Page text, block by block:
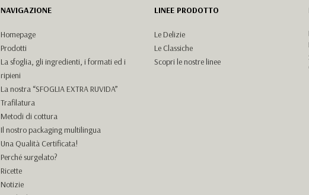
NAVIGAZIONE
Homepage
Prodotti
La sfoglia, gli ingredienti, i formati ed i
ripieni
La nostra “SFOGLIA EXTRA RUVIDA”
Trafilatura
Metodi di cottura
Il nostro packaging multilingua
Una Qualità Certificata!
Perché surgelato?
Ricette
Notizie
LINEE PRODOTTO
Le Delizie
Le Classiche
Scopri le nostre linee